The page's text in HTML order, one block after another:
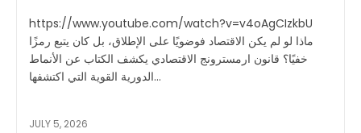
https://www.youtube.com/watch?v=v4oAgCIzkbU
ماذا لو لم يكن الاقتصاد فوضويًا على الإطلاق، بل كان يتبع رمزًا
خفيًا؟ قانون ارمسترونج الاقتصادي يكشف الكتاب عن الأنماط
الدورية القوية التي اكتشفها...
JULY 5, 2026